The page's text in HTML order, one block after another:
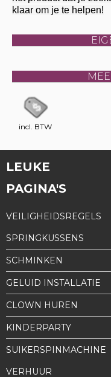
klaar om je te helpen!
incl. BTW
LEUKE
PAGINA'S
VEILIGHEIDSREGELS
SPRINGKUSSENS
SCHMINKEN
GELUID INSTALLATIE
CLOWN HUREN
KINDERPARTY
SUIKERSPINMACHINE
VERHUUR